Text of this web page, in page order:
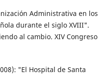
Administrativa en los
durante el siglo XVIII".
al cambio. XIV Congreso
"El Hospital de Santa